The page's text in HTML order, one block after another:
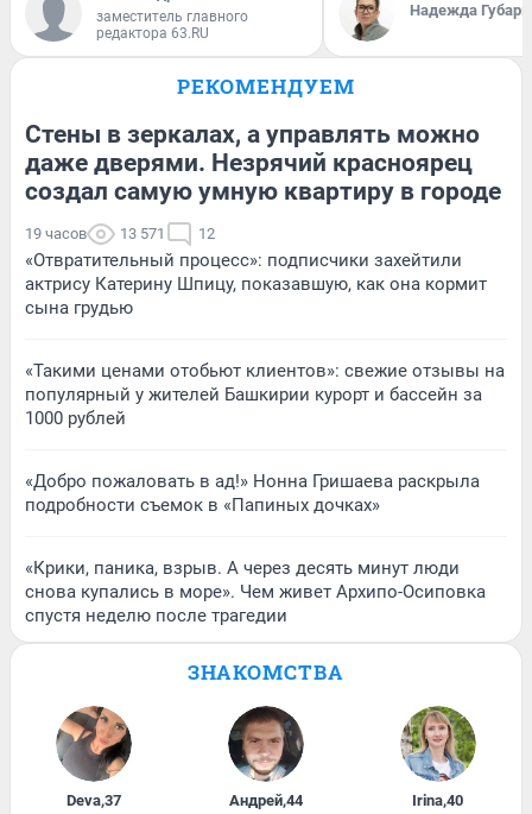
заместитель главного
редактора 63.RU
Надежда Губарь
РЕКОМЕНДУЕМ
Стены в зеркалах, а управлять можно
даже дверями. Незрячий красноярец
создал самую умную квартиру в городе
19 часов 13 571 12
«Отвратительный процесс»: подписчики захейтили
актрису Катерину Шпицу, показавшую, как она кормит
сына грудью
«Такими ценами отобьют клиентов»: свежие отзывы на
популярный у жителей Башкирии курорт и бассейн за
1000 рублей
«Добро пожаловать в ад!» Нонна Гришаева раскрыла
подробности съемок в «Папиных дочках»
«Крики, паника, взрыв. А через десять минут люди
снова купались в море». Чем живет Архипо-Осиповка
спустя неделю после трагедии
ЗНАКОМСТВА
Deva,37 Андрей,44 Irina,40